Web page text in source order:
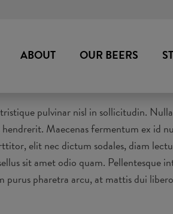
ABOUT OUR BEERS
pulvinar nisl in sollicitudin.
Maecenas fermentum ex id
elit nec dictum sodales, diam
sit amet odio quam.
pharetra arcu, at mattis dui